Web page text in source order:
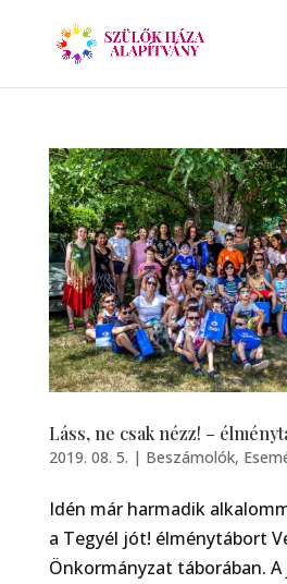
Láss, ne csak nézz! –
2019. 08. 5. | Beszámolók,
Idén már harmadik
a Tegyél jót! élménytábort
Önkormányzat táborában.